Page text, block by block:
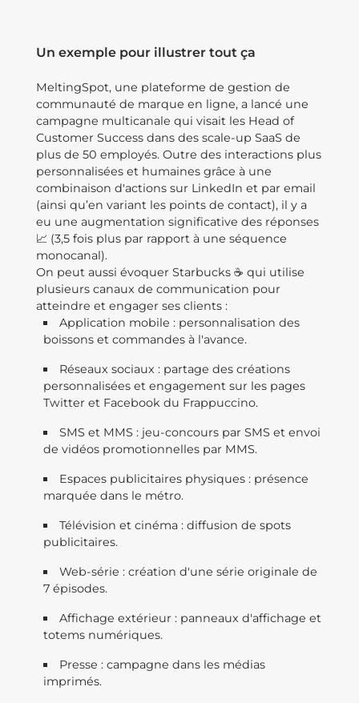
Un exemple pour illustrer tout ça
MeltingSpot, une plateforme de gestion de
communauté de marque en ligne, a lancé une
campagne multicanale qui visait les Head of
Customer Success dans des scale-up SaaS de
plus de 50 employés. Outre des interactions plus
personnalisées et humaines grâce à une
combinaison d'actions sur LinkedIn et par email
(ainsi qu’en variant les points de contact), il y a
eu une augmentation significative des réponses
📈 (3,5 fois plus par rapport à une séquence
monocanal).
On peut aussi évoquer Starbucks ☕ qui utilise
plusieurs canaux de communication pour
atteindre et engager ses clients :
Application mobile : personnalisation des
boissons et commandes à l'avance.
Réseaux sociaux : partage des créations
personnalisées et engagement sur les pages
Twitter et Facebook du Frappuccino.
SMS et MMS : jeu-concours par SMS et envoi
de vidéos promotionnelles par MMS.
Espaces publicitaires physiques : présence
marquée dans le métro.
Télévision et cinéma : diffusion de spots
publicitaires.
Web-série : création d'une série originale de
7 épisodes.
Affichage extérieur : panneaux d'affichage et
totems numériques.
Presse : campagne dans les médias
imprimés.